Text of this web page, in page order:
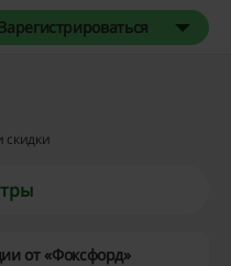
Зарегистрироваться
скидки
от «Фоксфорд»